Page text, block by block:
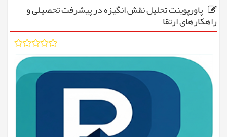
پاورپوینت تحلیل نقش انگیزه در پیشرفت تحصیلی و
راهکارهای ارتقا